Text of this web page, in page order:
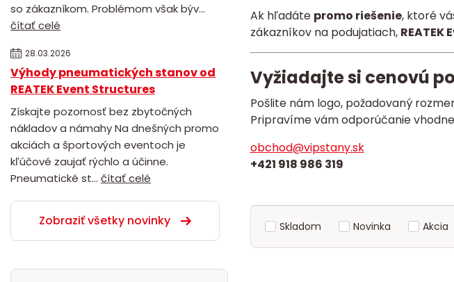
so zákazníkom. Problémom však býv...
čítať celé
28.03.2026
Výhody pneumatických stanov od
REATEK Event Structures
Získajte pozornosť bez zbytočných
nákladov a námahy Na dnešných promo
akciách a športových eventoch je
kľúčové zaujať rýchlo a účinne.
Pneumatické st... čítať celé
Zobraziť všetky novinky
Ak hľadáte promo riešenie, ktoré
zákazníkov na podujatiach, REATEK
Vyžiadajte si cenovú
Pošlite nám logo, požadovaný
Pripravíme vám odporúčanie
obchod@vipstany.sk
+421 918 986 319
Skladom Novinka Akcia